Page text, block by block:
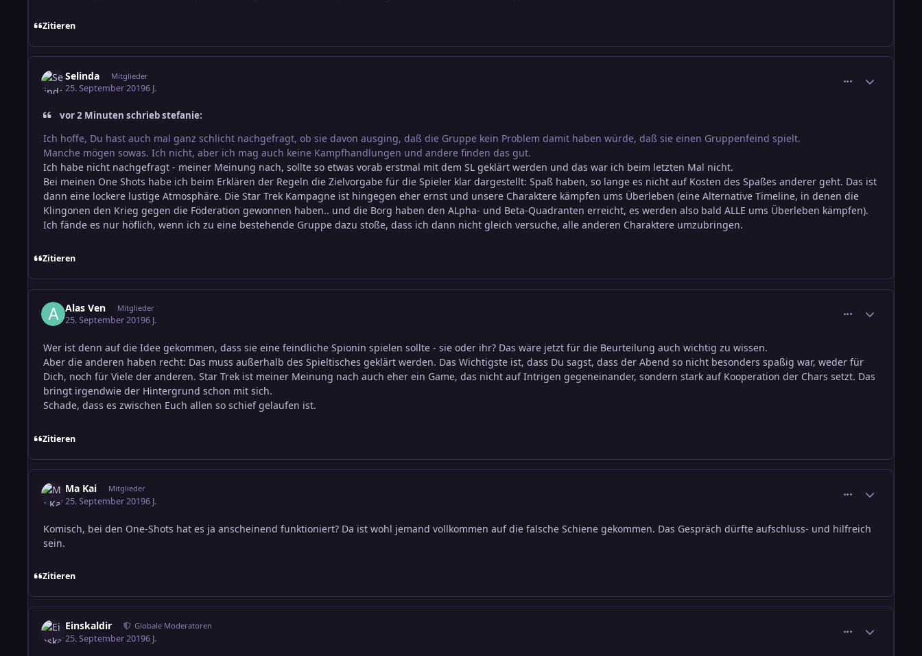
Zitieren
Selinda Mitglieder
25. September 20196 J.
vor 2 Minuten schrieb stefanie:
Ich hoffe, Du hast auch mal ganz schlicht nachgefragt, ob sie davon ausging, daß die Gruppe kein Problem damit haben würde, daß sie einen Gruppenfeind spielt.
Manche mögen sowas. Ich nicht, aber ich mag auch keine Kampfhandlungen und andere finden das gut.
Ich habe nicht nachgefragt - meiner Meinung nach, sollte so etwas vorab erstmal mit dem SL geklärt werden und das war ich beim letzten Mal nicht.
Bei meinen One Shots habe ich beim Erklären der Regeln die Zielvorgabe für die Spieler klar dargestellt: Spaß haben, so lange es nicht auf Kosten des Spaßes anderer geht. Das ist
dann eine lockere lustige Atmosphäre. Die Star Trek Kampagne ist hingegen eher ernst und unsere Charaktere kämpfen ums Überleben (eine Alternative Timeline, in denen die
Klingonen den Krieg gegen die Föderation gewonnen haben.. und die Borg haben den ALpha- und Beta-Quadranten erreicht, es werden also bald ALLE ums Überleben kämpfen).
Ich fände es nur höflich, wenn ich zu eine bestehende Gruppe dazu stoße, dass ich dann nicht gleich versuche, alle anderen Charaktere umzubringen.
Zitieren
Alas Ven Mitglieder
25. September 20196 J.
Wer ist denn auf die Idee gekommen, dass sie eine feindliche Spionin spielen sollte - sie oder ihr? Das wäre jetzt für die Beurteilung auch wichtig zu wissen.
Aber die anderen haben recht: Das muss außerhalb des Spieltisches geklärt werden. Das Wichtigste ist, dass Du sagst, dass der Abend so nicht besonders spaßig war, weder für
Dich, noch für Viele der anderen. Star Trek ist meiner Meinung nach auch eher ein Game, das nicht auf Intrigen gegeneinander, sondern stark auf Kooperation der Chars setzt. Das
bringt irgendwie der Hintergrund schon mit sich.
Schade, dass es zwischen Euch allen so schief gelaufen ist.
Zitieren
Ma Kai Mitglieder
25. September 20196 J.
Komisch, bei den One-Shots hat es ja anscheinend funktioniert? Da ist wohl jemand vollkommen auf die falsche Schiene gekommen. Das Gespräch dürfte aufschluss- und hilfreich
sein.
Zitieren
Einskaldir Globale Moderatoren
25. September 20196 J.